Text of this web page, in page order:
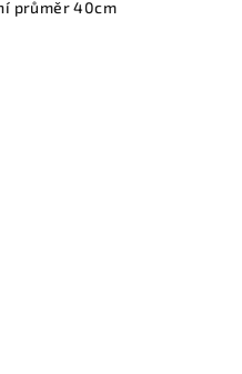
průměr 40cm